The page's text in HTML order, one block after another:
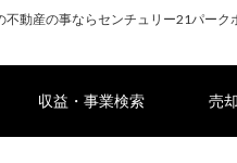
動産の事ならセンチュリー21パーク
収益・事業検索 売